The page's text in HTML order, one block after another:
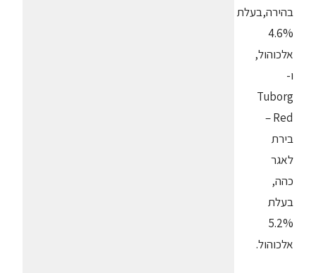
בהירה,בעלת
4.6%
אלכוהול,
ו-
Tuborg
Red –
בירת
לאגר
כהה,
בעלת
5.2%
אלכוהול.